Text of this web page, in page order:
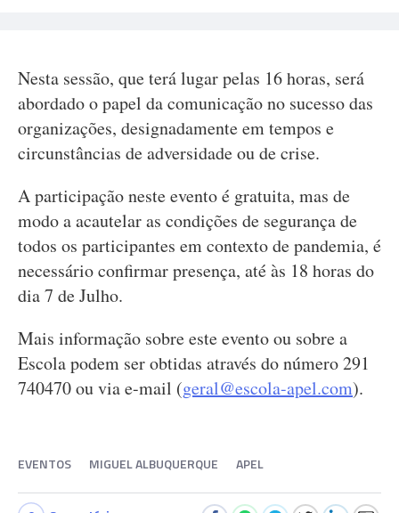
Nesta sessão, que terá lugar pelas 16 horas, será
abordado o papel da comunicação no sucesso das
organizações, designadamente em tempos e
circunstâncias de adversidade ou de crise.
A participação neste evento é gratuita, mas de
modo a acautelar as condições de segurança de
todos os participantes em contexto de pandemia, é
necessário confirmar presença, até às 18 horas do
dia 7 de Julho.
Mais informação sobre este evento ou sobre a
Escola podem ser obtidas através do número 291
740470 ou via e-mail (geral@escola-apel.com).
EVENTOS MIGUEL ALBUQUERQUE APEL